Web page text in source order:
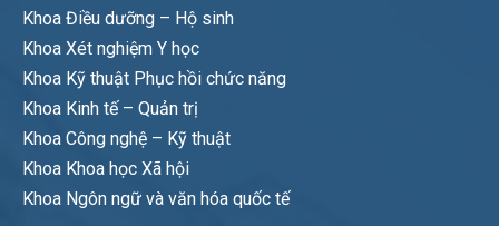
Khoa Điều dưỡng – Hộ sinh
Khoa Xét nghiệm Y học
Khoa Kỹ thuật Phục hồi chức năng
Khoa Kinh tế – Quản trị
Khoa Công nghệ – Kỹ thuật
Khoa Khoa học Xã hội
Khoa Ngôn ngữ và văn hóa quốc tế